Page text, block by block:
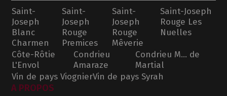
Saint-
Joseph
Blanc
Charmen
Saint-
Joseph
Rouge
Premices
Saint-
Joseph
Rouge
Mêverie
Saint-Joseph
Rouge Les
Nuelles
Côte-Rôtie
L'Envol
Condrieu
Amaraze
Condrieu M... de
Martial
Vin de pays ViognierVin de pays Syrah
A PROPOS